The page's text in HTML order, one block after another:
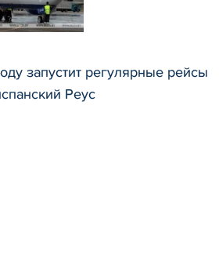
запустит регулярные рейсы
Реус